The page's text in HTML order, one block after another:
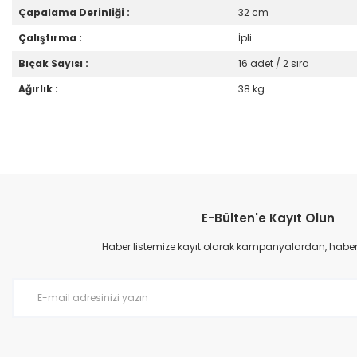
Çapalama Derinliği :
32 cm
Çalıştırma :
İpli
Bıçak Sayısı :
16 adet / 2 sıra
Ağırlık :
38 kg
Ürün resmi kalitesiz, bozuk veya görüntülenemiyor.
Ürün açıklamasında eksik bilgiler bulunuyor.
E-Bülten'e Kayıt Olun
Haber listemize kayıt olarak kampanyalardan,